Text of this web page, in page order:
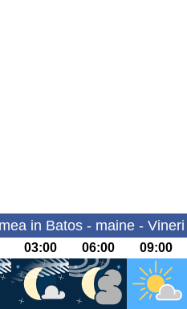
in Batos - maine -
03:00 06:00 09:00